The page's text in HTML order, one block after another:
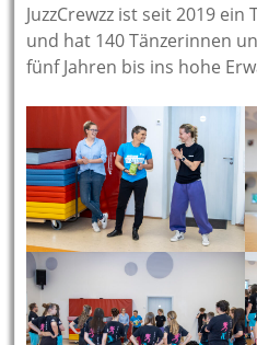
JuzzCrewzz ist seit 2019 ein
und hat 140 Tänzerinnen
fünf Jahren bis ins hohe